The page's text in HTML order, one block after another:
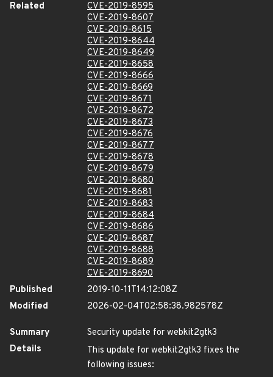
Related
CVE-2019-8595
CVE-2019-8607
CVE-2019-8615
CVE-2019-8644
CVE-2019-8649
CVE-2019-8658
CVE-2019-8666
CVE-2019-8669
CVE-2019-8671
CVE-2019-8672
CVE-2019-8673
CVE-2019-8676
CVE-2019-8677
CVE-2019-8678
CVE-2019-8679
CVE-2019-8680
CVE-2019-8681
CVE-2019-8683
CVE-2019-8684
CVE-2019-8686
CVE-2019-8687
CVE-2019-8688
CVE-2019-8689
CVE-2019-8690
Published
2019-10-11T14:12:08Z
Modified
2026-02-04T02:58:38.982578Z
Summary
Security update for webkit2gtk3
Details
This update for webkit2gtk3 fixes the
following issues: